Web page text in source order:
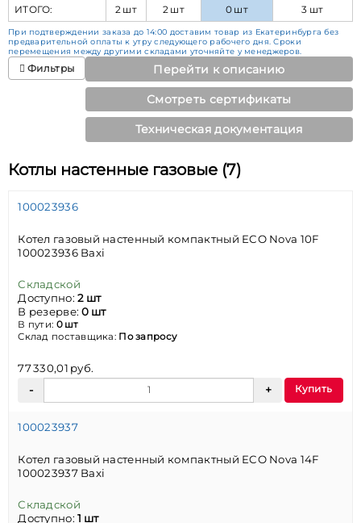
ИТОГО:
2 шт 2 шт 0 шт 3 шт
При подтверждении заказа до 14:00 доставим товар из Екатеринбурга без
предварительной оплаты к утру следующего рабочего дня. Сроки
перемещения между другими складами уточняйте у менеджеров.
Фильтры Перейти к описанию
Смотреть сертификаты
Техническая документация
Котлы настенные газовые (7)
100023936
Котел газовый настенный компактный ECO Nova 10F
100023936 Baxi
Складской
Доступно:2 шт
В резерве:0 шт
В пути: 0 шт
Склад поставщика: По запросу
77 330,01 руб.
Купить
100023937
Котел газовый настенный компактный ECO Nova 14F
100023937 Baxi
Складской
Доступно:1 шт